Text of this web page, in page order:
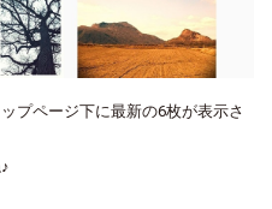
プページ下に最新の6枚が表示さ